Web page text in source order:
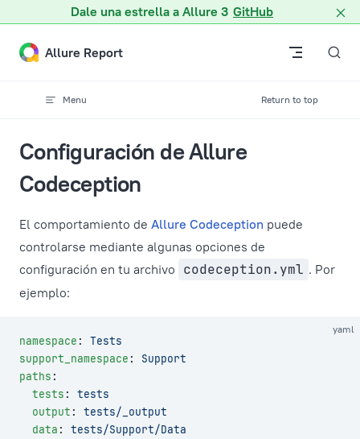
Dale una estrella a Allure 3 GitHub
Skip to content
Allure Report
Menu Return to top
Configuración de Allure
Codeception
El comportamiento de Allure Codeception puede
controlarse mediante algunas opciones de
configuración en tu archivo codeception.yml . Por
ejemplo:
yaml
namespace : Tests
support_namespace : Support
paths :
  tests
: tests
  output
: tests/_output
  data
: tests/Support/Data